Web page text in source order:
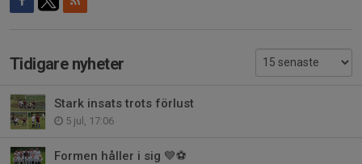
Tidigare nyheter
Stark insats trots förlust
5 jul, 17:06
Formen håller i sig 💙⚽